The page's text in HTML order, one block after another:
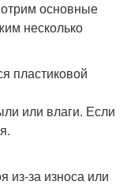
основные
несколько
пластиковой
или влаги. Если
из-за износа или